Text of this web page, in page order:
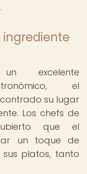
excelente
el
su lugar
Los chefs de
que el
un toque de
platos, tanto